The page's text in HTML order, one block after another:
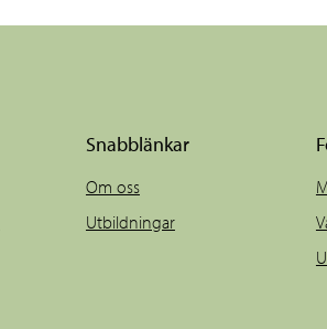
Snabblänkar
Om oss
Utbildningar